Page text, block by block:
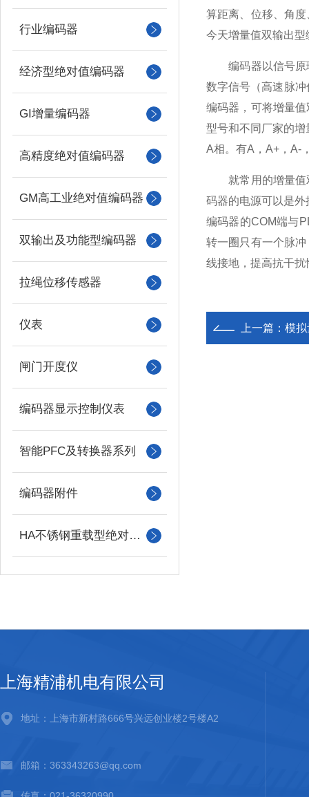
行业编码器
经济型绝对值编码器
GI增量编码器
高精度绝对值编码器
GM高工业绝对值编码器
双输出及功能型编码器
拉绳位移传感器
仪表
闸门开度仪
编码器显示控制仪表
智能PFC及转换器系列
编码器附件
HA不锈钢重载型绝对值编码器
算距离、位移、角
今天增量值双输出
编码器以信号原
数字信号（高速脉
编码器，可将增量
型号和不同厂家的
A相。有A，A+，A-
就常用的增量值双
码器的电源可以是
编码器的COM端与
转一圈只有一个脉
线接地，提高抗干扰
上一篇： 模
上海精浦机电有限公司
地址：上海市新村路666号兴远创业楼2号楼A2
邮箱：363343263@qq.com